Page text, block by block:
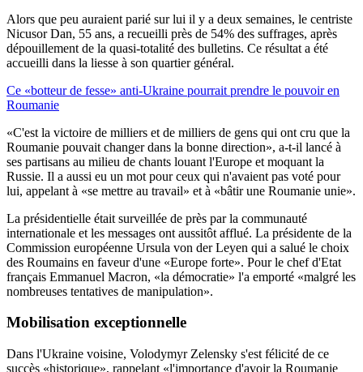
Alors que peu auraient parié sur lui il y a deux semaines, le centriste
Nicusor Dan, 55 ans, a recueilli près de 54% des suffrages, après
dépouillement de la quasi-totalité des bulletins. Ce résultat a été
accueilli dans la liesse à son quartier général.
Ce «botteur de fesse» anti-Ukraine pourrait prendre le pouvoir en
Roumanie
«C'est la victoire de milliers et de milliers de gens qui ont cru que la
Roumanie pouvait changer dans la bonne direction», a-t-il lancé à
ses partisans au milieu de chants louant l'Europe et moquant la
Russie. Il a aussi eu un mot pour ceux qui n'avaient pas voté pour
lui, appelant à «se mettre au travail» et à «bâtir une Roumanie unie».
La présidentielle était surveillée de près par la communauté
internationale et les messages ont aussitôt afflué. La présidente de la
Commission européenne Ursula von der Leyen qui a salué le choix
des Roumains en faveur d'une «Europe forte». Pour le chef d'Etat
français Emmanuel Macron, «la démocratie» l'a emporté «malgré les
nombreuses tentatives de manipulation».
Mobilisation exceptionnelle
Dans l'Ukraine voisine, Volodymyr Zelensky s'est félicité de ce
succès «historique», rappelant «l'importance d'avoir la Roumanie